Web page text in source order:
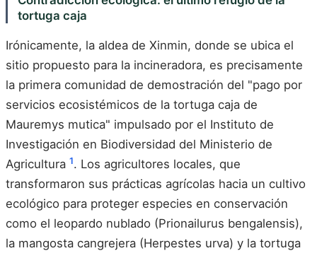
tortuga caja
Irónicamente, la aldea de Xinmin, donde se ubica el
sitio propuesto para la incineradora, es precisamente
la primera comunidad de demostración del "pago por
servicios ecosistémicos de la tortuga caja de
Mauremys mutica" impulsado por el Instituto de
Investigación en Biodiversidad del Ministerio de
Agricultura 1. Los agricultores locales, que
transformaron sus prácticas agrícolas hacia un cultivo
ecológico para proteger especies en conservación
como el leopardo nublado (Prionailurus bengalensis),
la mangosta cangrejera (Herpestes urva) y la tortuga